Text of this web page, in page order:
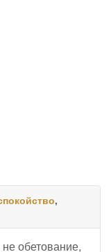
,
обетование,